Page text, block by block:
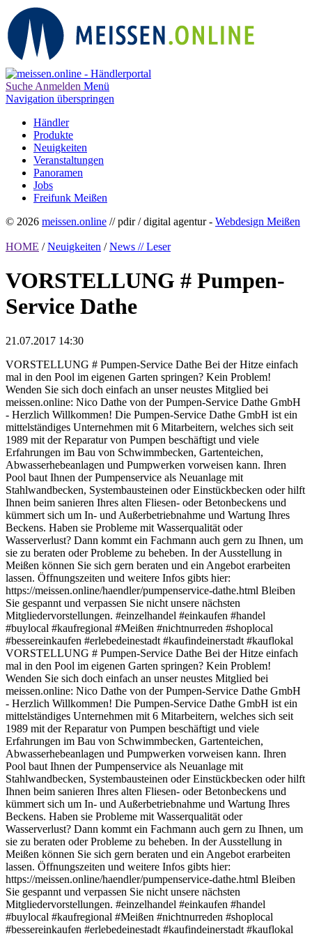
Suche Anmelden Menü
Navigation überspringen
Händler
Produkte
Neuigkeiten
Veranstaltungen
Panoramen
Jobs
Freifunk Meißen
© 2026 meissen.online // pdir / digital agentur - Webdesign Meißen
HOME / Neuigkeiten / News // Leser
VORSTELLUNG # Pumpen-
Service Dathe
21.07.2017 14:30
VORSTELLUNG # Pumpen-Service Dathe Bei der Hitze einfach
mal in den Pool im eigenen Garten springen? Kein Problem!
Wenden Sie sich doch einfach an unser neustes Mitglied bei
meissen.online: Nico Dathe von der Pumpen-Service Dathe GmbH
- Herzlich Willkommen! Die Pumpen-Service Dathe GmbH ist ein
mittelständiges Unternehmen mit 6 Mitarbeitern, welches sich seit
1989 mit der Reparatur von Pumpen beschäftigt und viele
Erfahrungen im Bau von Schwimmbecken, Gartenteichen,
Abwasserhebeanlagen und Pumpwerken vorweisen kann. Ihren
Pool baut Ihnen der Pumpenservice als Neuanlage mit
Stahlwandbecken, Systembausteinen oder Einstückbecken oder hilft
Ihnen beim sanieren Ihres alten Fliesen- oder Betonbeckens und
kümmert sich um In- und Außerbetriebnahme und Wartung Ihres
Beckens. Haben sie Probleme mit Wasserqualität oder
Wasserverlust? Dann kommt ein Fachmann auch gern zu Ihnen, um
sie zu beraten oder Probleme zu beheben. In der Ausstellung in
Meißen können Sie sich gern beraten und ein Angebot erarbeiten
lassen. Öffnungszeiten und weitere Infos gibts hier:
https://meissen.online/haendler/pumpenservice-dathe.html Bleiben
Sie gespannt und verpassen Sie nicht unsere nächsten
Mitgliedervorstellungen. #einzelhandel #einkaufen #handel
#buylocal #kaufregional #Meißen #nichtnurreden #shoplocal
#bessereinkaufen #erlebedeinestadt #kaufindeinerstadt #kauflokal
VORSTELLUNG # Pumpen-Service Dathe Bei der Hitze einfach
mal in den Pool im eigenen Garten springen? Kein Problem!
Wenden Sie sich doch einfach an unser neustes Mitglied bei
meissen.online: Nico Dathe von der Pumpen-Service Dathe GmbH
- Herzlich Willkommen! Die Pumpen-Service Dathe GmbH ist ein
mittelständiges Unternehmen mit 6 Mitarbeitern, welches sich seit
1989 mit der Reparatur von Pumpen beschäftigt und viele
Erfahrungen im Bau von Schwimmbecken, Gartenteichen,
Abwasserhebeanlagen und Pumpwerken vorweisen kann. Ihren
Pool baut Ihnen der Pumpenservice als Neuanlage mit
Stahlwandbecken, Systembausteinen oder Einstückbecken oder hilft
Ihnen beim sanieren Ihres alten Fliesen- oder Betonbeckens und
kümmert sich um In- und Außerbetriebnahme und Wartung Ihres
Beckens. Haben sie Probleme mit Wasserqualität oder
Wasserverlust? Dann kommt ein Fachmann auch gern zu Ihnen, um
sie zu beraten oder Probleme zu beheben. In der Ausstellung in
Meißen können Sie sich gern beraten und ein Angebot erarbeiten
lassen. Öffnungszeiten und weitere Infos gibts hier:
https://meissen.online/haendler/pumpenservice-dathe.html Bleiben
Sie gespannt und verpassen Sie nicht unsere nächsten
Mitgliedervorstellungen. #einzelhandel #einkaufen #handel
#buylocal #kaufregional #Meißen #nichtnurreden #shoplocal
#bessereinkaufen #erlebedeinestadt #kaufindeinerstadt #kauflokal